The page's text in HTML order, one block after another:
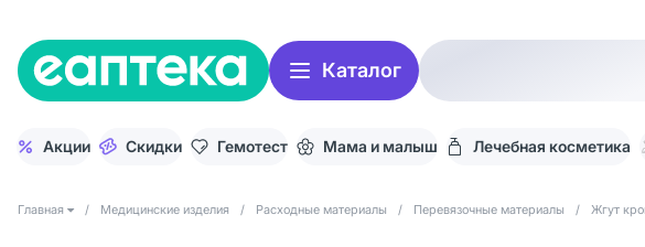
Каталог
Акции Скидки Гемотест Мама и малыш Лечебная косметика
Главная / Медицинские изделия / Расходные материалы / Перевязочные материалы / Жгут